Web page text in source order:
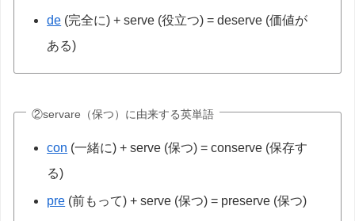
de (完全に) + serve (役立つ) = deserve (価値が
ある)
②servare（保つ）に由来する英単語
con (一緒に) + serve (保つ) = conserve (保存す
る)
pre (前もって) + serve (保つ) = preserve (保つ)